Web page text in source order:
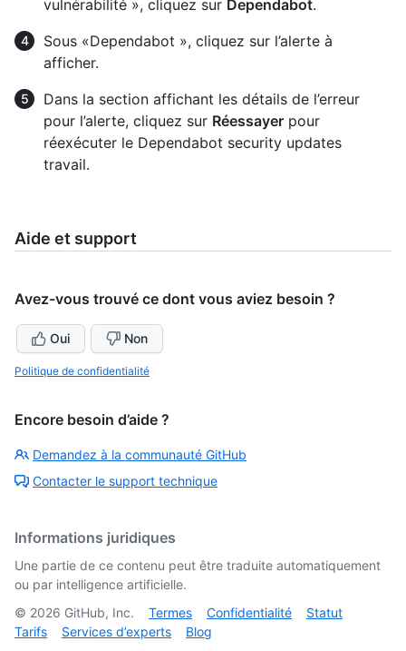
vulnérabilité », cliquez sur Dependabot.
Sous «Dependabot », cliquez sur l’alerte à
afficher.
Dans la section affichant les détails de l’erreur
pour l’alerte, cliquez sur Réessayer pour
réexécuter le Dependabot security updates
travail.
Aide et support
Avez-vous trouvé ce dont vous aviez besoin ?
Oui Non
Politique de confidentialité
Encore besoin d’aide ?
Demandez à la communauté GitHub
Contacter le support technique
Informations juridiques
Une partie de ce contenu peut être traduite automatiquement
ou par intelligence artificielle.
© 2026 GitHub, Inc. Termes Confidentialité
Statut
Tarifs
Services d’experts Blog